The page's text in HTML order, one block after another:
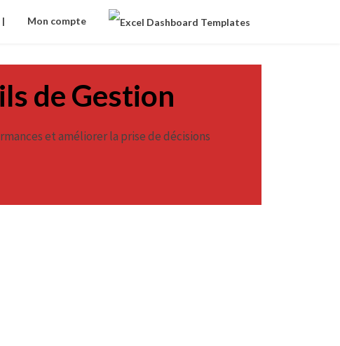
| Mon compte
de Gestion
et améliorer la prise de décisions